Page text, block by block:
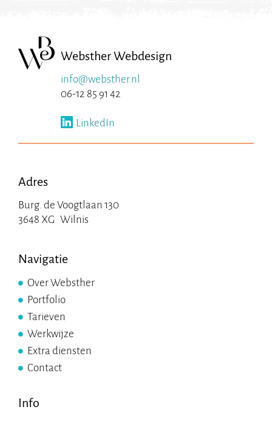
Websther Webdesign
info@websther.nl
06-12 85 91 42
LinkedIn
Adres
Burg. de Voogtlaan 130
3648 XG Wilnis
Navigatie
Over Websther
Portfolio
Tarieven
Werkwijze
Extra diensten
Contact
Info